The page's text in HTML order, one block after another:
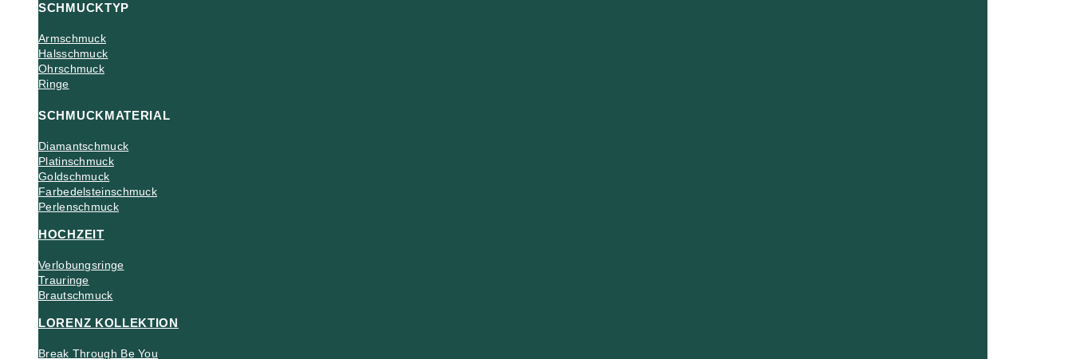
SCHMUCKTYP
Armschmuck
Halsschmuck
Ohrschmuck
Ringe
SCHMUCKMATERIAL
Diamantschmuck
Platinschmuck
Goldschmuck
Farbedelsteinschmuck
Perlenschmuck
HOCHZEIT
Verlobungsringe
Trauringe
Brautschmuck
LORENZ KOLLEKTION
Break Through Be You